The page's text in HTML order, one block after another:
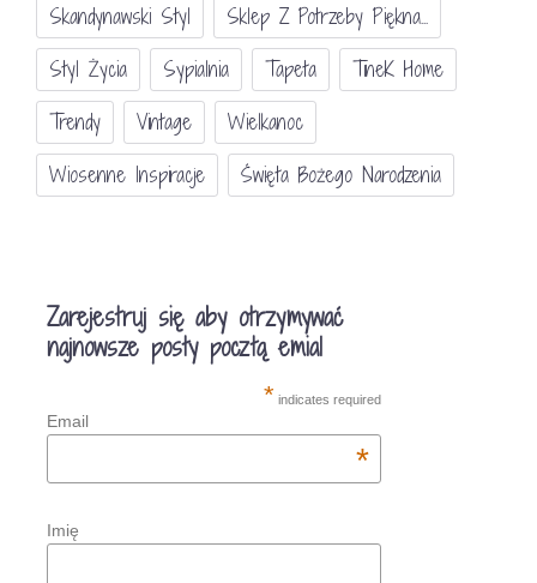
Skandynawski Styl
Sklep Z Potrzeby Piękna...
Styl Życia
Sypialnia Tapeta
TineK Home
Trendy
Vintage
Wielkanoc
Wiosenne Inspiracje
Święta Bożego Narodzenia
Zarejestruj się aby otrzymywać
najnowsze posty pocztą emial
* indicates required
Email
*
Imię